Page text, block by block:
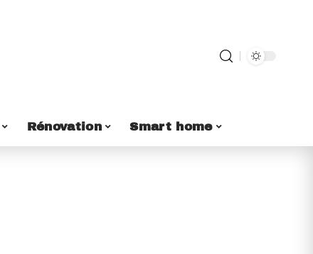
Rénovation Smart home